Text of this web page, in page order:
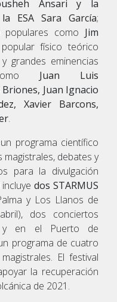
Ansari y la
ESA Sara García;
populares como Jim
físico teórico
grandes eminencias
Juan Luis
Juan Ignacio
Xavier Barcons,
.
programa científico
debates y
para la divulgación
incluyedos STARMUS
y Los Llanos de
dos conciertos
y en el Puerto de
programa de cuatro
El festival
la recuperación
de 2021.